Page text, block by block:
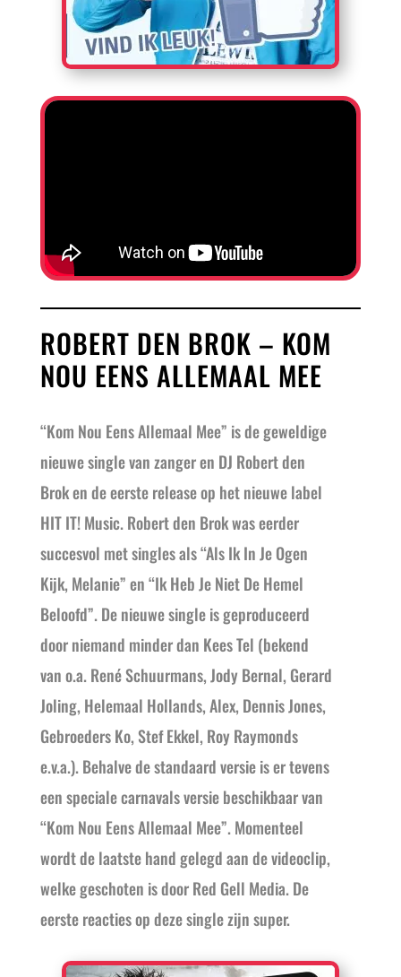
ROBERT DEN BROK – KOM
NOU EENS ALLEMAAL MEE
“Kom Nou Eens Allemaal Mee” is de geweldige
nieuwe single van zanger en DJ Robert den
Brok en de eerste release op het nieuwe label
HITIT! Music. Robert den Brok was eerder
succesvol met singles als “Als Ik In Je Ogen
Kijk, Melanie” en “Ik Heb Je Niet De Hemel
Beloofd”. De nieuwe single is geproduceerd
door niemand minder dan Kees Tel (bekend
van o.a. René Schuurmans, Jody Bernal, Gerard
Joling, Helemaal Hollands, Alex, Dennis Jones,
Gebroeders Ko, Stef Ekkel, Roy Raymonds
e.v.a.). Behalve de standaard versie is er tevens
een speciale carnavals versie beschikbaar van
“Kom Nou Eens Allemaal Mee”. Momenteel
wordt de laatste hand gelegd aan de videoclip,
welke geschoten is door Red Gell Media. De
eerste reacties op deze single zijn super.